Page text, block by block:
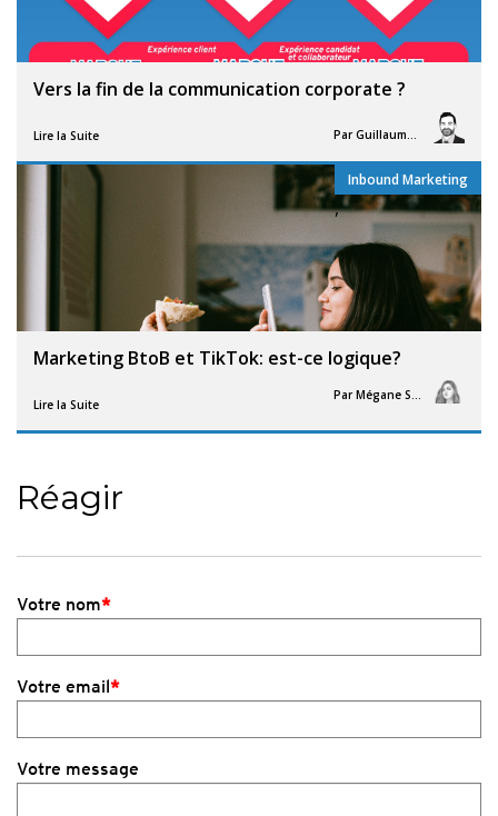
Vers la fin de la communication corporate ?
Lire la Suite Par
Marketing BtoB et TikTok: est-ce logique?
Lire la Suite
Par
Inbound Marketing
,
Réagir
Votre nom*
Votre email*
Votre message